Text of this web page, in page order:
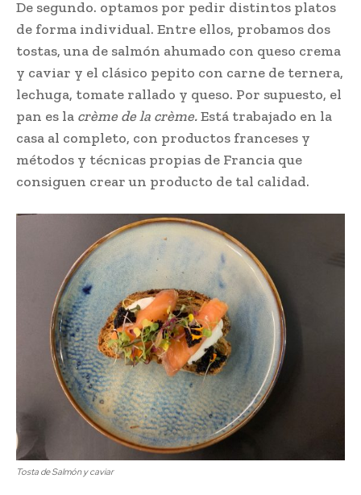
De segundo. optamos por pedir distintos platos
de forma individual. Entre ellos, probamos dos
tostas, una de salmón ahumado con queso crema
y caviar y el clásico pepito con carne de ternera,
lechuga, tomate rallado y queso. Por supuesto, el
pan es la crème de la crème.Está trabajado en la
casa al completo, con productos franceses y
métodos y técnicas propias de Francia que
consiguen crear un producto de tal calidad.
Tosta de Salmón y caviar